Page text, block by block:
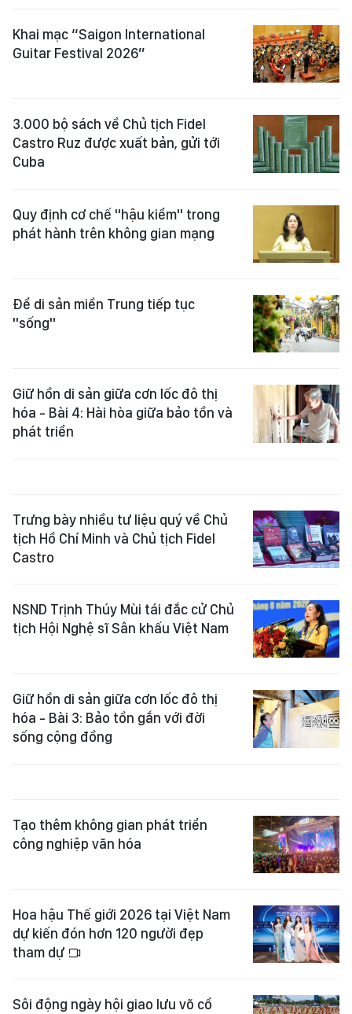
Khai mạc “Saigon International
Guitar Festival 2026”
3.000 bộ sách về Chủ tịch Fidel
Castro Ruz được xuất bản, gửi tới
Cuba
Quy định cơ chế "hậu kiểm" trong
phát hành trên không gian mạng
Để di sản miền Trung tiếp tục
"sống"
Giữ hồn di sản giữa cơn lốc đô thị
hóa - Bài 4: Hài hòa giữa bảo tồn và
phát triển
Trưng bày nhiều tư liệu quý về Chủ
tịch Hồ Chí Minh và Chủ tịch Fidel
Castro
NSND Trịnh Thúy Mùi tái đắc cử Chủ
tịch Hội Nghệ sĩ Sân khấu Việt Nam
Giữ hồn di sản giữa cơn lốc đô thị
hóa - Bài 3: Bảo tồn gắn với đời
sống cộng đồng
Tạo thêm không gian phát triển
công nghiệp văn hóa
Hoa hậu Thế giới 2026 tại Việt Nam
dự kiến đón hơn 120 người đẹp
tham dự
Sôi động ngày hội giao lưu võ cổ